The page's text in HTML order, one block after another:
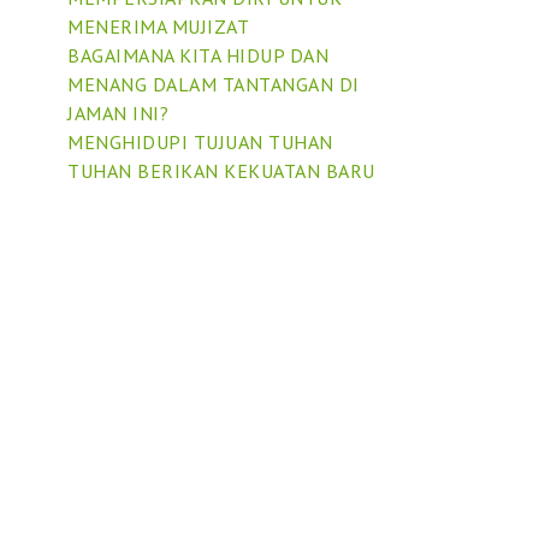
MENERIMA MUJIZAT
BAGAIMANA KITA HIDUP DAN
MENANG DALAM TANTANGAN DI
JAMAN INI?
MENGHIDUPI TUJUAN TUHAN
TUHAN BERIKAN KEKUATAN BARU